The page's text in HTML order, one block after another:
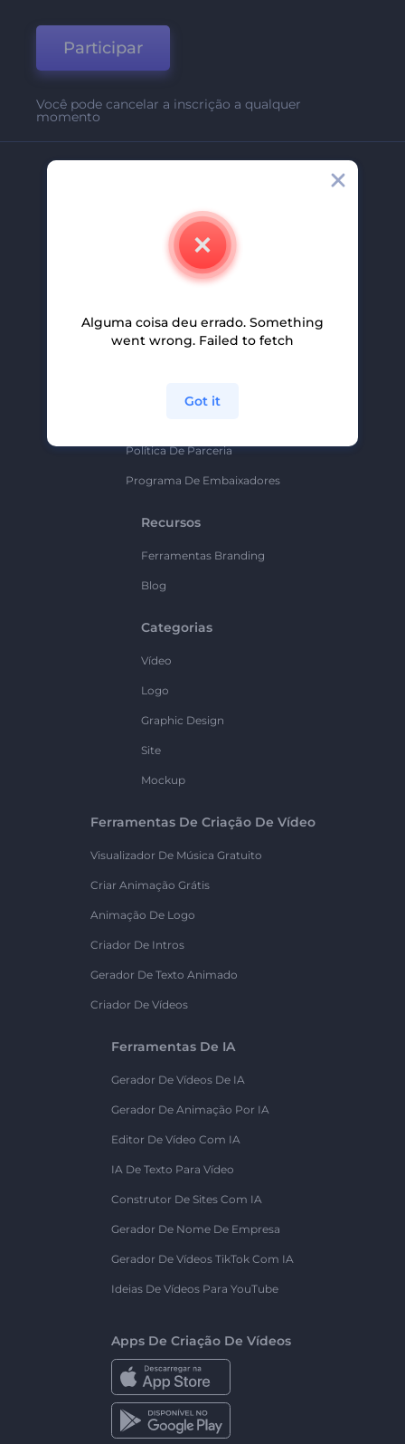
Participar
Você pode cancelar a inscrição a qualquer
momento
Contate-Nos
Carreiras
Programa De Afiliados
Política De Parceria
Programa De Embaixadores
Recursos
Ferramentas Branding
Blog
Categorias
Vídeo
Logo
Graphic Design
Site
Mockup
Ferramentas De Criação De Vídeo
Visualizador De Música Gratuito
Criar Animação Grátis
Animação De Logo
Criador De Intros
Gerador De Texto Animado
Criador De Vídeos
Ferramentas De IA
Gerador De Vídeos De IA
Gerador De Animação Por IA
Editor De Vídeo Com IA
IA De Texto Para Vídeo
Construtor De Sites Com IA
Gerador De Nome De Empresa
Gerador De Vídeos TikTok Com IA
Ideias De Vídeos Para YouTube
Apps De Criação De Vídeos
Alguma coisa deu errado. Something
went wrong. Failed to fetch
Got it